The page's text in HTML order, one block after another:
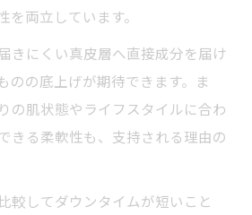
を両立しています。
きにくい真皮層へ直接成分を届け
のの底上げが期待できます。ま
の肌状態やライフスタイルに合わ
きる柔軟性も、支持される理由の
較してダウンタイムが短いこと